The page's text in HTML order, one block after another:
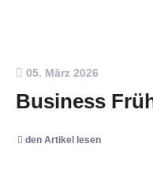
05. März 2026
Business
den Artikel lesen